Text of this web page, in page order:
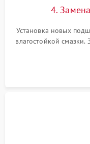
4.
Установка новых
влагостойкой
или